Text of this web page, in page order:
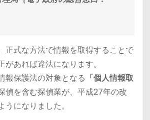
正式な方法で情報を取得することで
があれば違法になります。
報保護法の対象となる 「個人情報取
偵を含む探偵業が、平成27年の改
になりました。